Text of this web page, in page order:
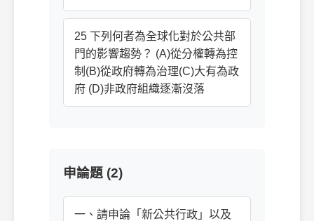
25 下列何者為全球化對於公共部
門的影響趨勢？ (A)從分權轉為控
制(B)從政府轉為治理(C)大有為政
府 (D)非政府組織逐漸沒落
申論題 (2)
一、請申論「新公共行政」以及